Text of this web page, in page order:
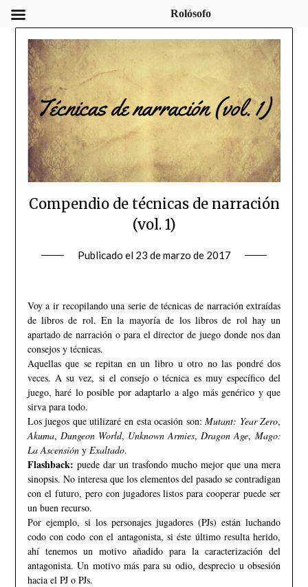
Compendio de técnicas de narración
(vol. 1)
Publicado el 23 de marzo de 2017
Voy a ir recopilando una serie de técnicas de narración extraídas
de libros de rol. En la mayoría de los libros de rol hay un
apartado de narración o para el director de juego donde nos dan
consejos y técnicas.
Aquellas que se repitan en un libro u otro no las pondré dos
veces. A su vez, si el consejo o técnica es muy específico del
juego, haré lo posible por adaptarlo a algo más genérico y que
sirva para todo.
Los juegos que utilizaré en esta ocasión son:Mutant: Year Zero,
Akuma, Dungeon World, Unknown Armies, Dragon Age, Mago:
La Ascensióny Exaltado.
Flashback: puede dar un trasfondo mucho mejor que una mera
sinopsis. No interesa que los elementos del pasado se contradigan
con el futuro, pero con jugadores listos para cooperar puede ser
un buen recurso.
Por ejemplo, si los personajes jugadores (PJs) están luchando
codo con codo con el antagonista, si éste último resulta herido,
ahí tenemos un motivo añadido para la caracterización del
antagonista. Un motivo más para su odio, desprecio u obsesión
hacia el PJ o PJs.
Rolósofo